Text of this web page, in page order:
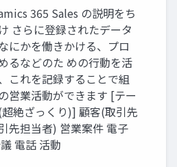
365 Sales の説明をち
さらに登録されたデータ
にかを働きかける、プロ
るなどのた めの行動を活
これを記録することで組
営業活動ができます [テー
絶ざっくり)] 顧客(取引先
先担当者) 営業案件 電子
電話 活動